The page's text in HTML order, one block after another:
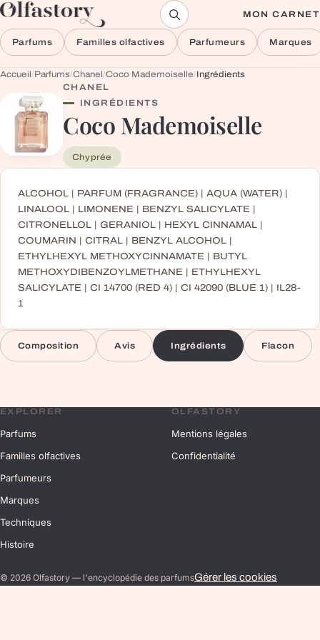
Aller au contenu MON CARNET
Parfums Familles olfactives Parfumeurs Marques
Accueil/Parfums/Chanel/Coco Mademoiselle/Ingrédients
CHANEL
INGRÉDIENTS
Coco Mademoiselle
Chyprée
ALCOHOL | PARFUM (FRAGRANCE) | AQUA (WATER) |
LINALOOL | LIMONENE | BENZYL SALICYLATE |
CITRONELLOL | GERANIOL | HEXYL CINNAMAL |
COUMARIN | CITRAL | BENZYL ALCOHOL |
ETHYLHEXYL METHOXYCINNAMATE | BUTYL
METHOXYDIBENZOYLMETHANE | ETHYLHEXYL
SALICYLATE | CI 14700 (RED 4) | CI 42090 (BLUE 1) | IL28-
1
Composition Avis Ingrédients Flacon
EXPLORER
Parfums
Familles olfactives
Parfumeurs
Marques
Techniques
Histoire
OLFASTORY
Mentions légales
Confidentialité
© 2026 Olfastory — l'encyclopédie des parfumsGérer les cookies